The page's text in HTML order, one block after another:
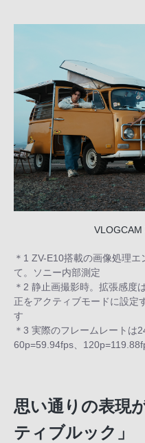
VLOGCAM
＊1 ZV-E10搭載の画像処理
て。ソニー内部測定
＊2 静止画撮影時。拡張感度
正をアクティブモードに設定
す
＊3 実際のフレームレートは
60p=59.94fps、
思い通りの表現
ティブルック」